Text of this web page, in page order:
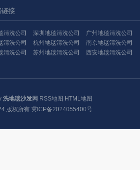
接
清洗公司 深圳地毯清洗公司
广州地毯清洗公司
清洗公司 杭州地毯清洗公司
南京地毯清洗公司
清洗公司 苏州地毯清洗公司 西安地毯清洗公司
洗地毯沙发网 RSS地图 HTML地图
版权所有 冀ICP备2024055400号